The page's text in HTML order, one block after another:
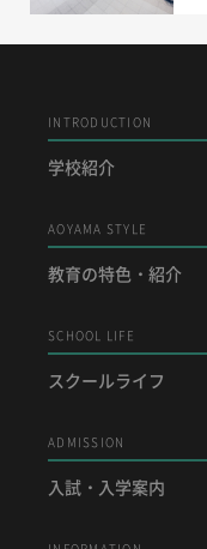
INTRODUCTION
学校紹介
AOYAMA STYLE
教育の特色・紹介
SCHOOL LIFE
スクールライフ
ADMISSION
入試・入学案内